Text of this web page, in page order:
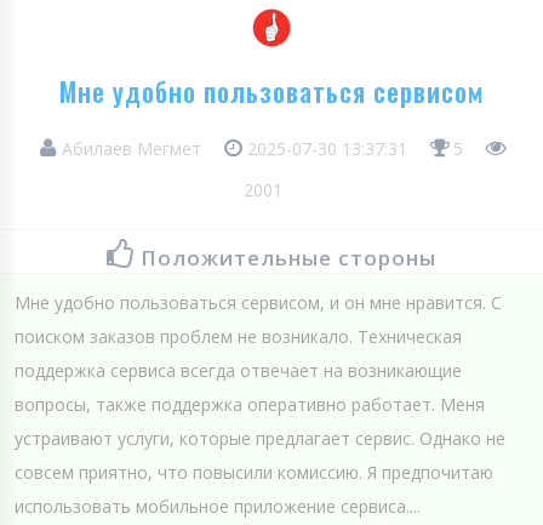
Мне удобно пользоваться сервисом
Абилаев Мегмет 2025-07-30 13:37:31
5
2001
Положительные стороны
Мне удобно пользоваться сервисом, и он мне нравится. С
поиском заказов проблем не возникало. Техническая
поддержка сервиса всегда отвечает на возникающие
вопросы, также поддержка оперативно работает. Меня
устраивают услуги, которые предлагает сервис. Однако не
совсем приятно, что повысили комиссию. Я предпочитаю
использовать мобильное приложение сервиса....